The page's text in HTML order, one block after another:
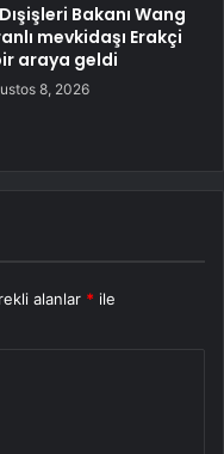
Bakanı Wang
mevkidaşı Erakçi
araya geldi
8, 2026
alanlar * ile